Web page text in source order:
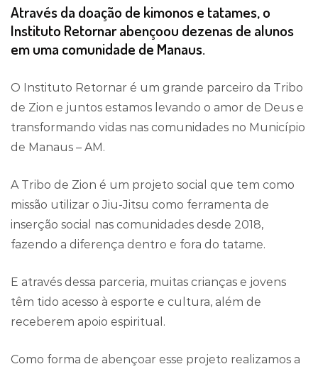
Através da doação de kimonos e tatames, o
Instituto Retornar abençoou dezenas de alunos
em uma comunidade de Manaus.
O Instituto Retornar é um grande parceiro da Tribo
de Zion e juntos estamos levando o amor de Deus e
transformando vidas nas comunidades no Município
de Manaus – AM.
A Tribo de Zion é um projeto social que tem como
missão utilizar o Jiu-Jitsu como ferramenta de
inserção social nas comunidades desde 2018,
fazendo a diferença dentro e fora do tatame.
E através dessa parceria, muitas crianças e jovens
têm tido acesso à esporte e cultura, além de
receberem apoio espiritual.
Como forma de abençoar esse projeto realizamos a